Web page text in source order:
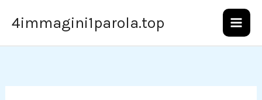
4immagini1parola.top